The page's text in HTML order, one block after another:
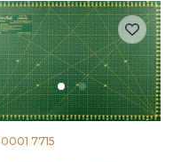
0001 7715